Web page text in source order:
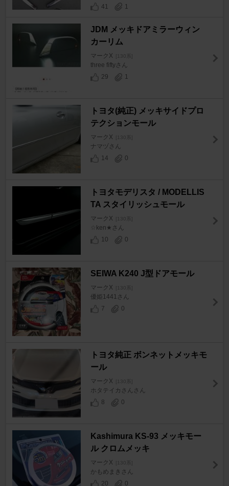
41 1
JDM メッキドアミラーウィン
カーリム
マークX [130系]
three fiftyさん
29
1
トヨタ(純正) メッキサイドプロ
テクションモール
マークX [130系]
ナマヅさん
14
0
トヨタモデリスタ / MODELLIS
TA スタイリッシュモール
マークX [130系]
☆ken★さん
10
0
SEIWA K240 J型ドアモール
マークX [130系]
優姫1441さん
7
0
トヨタ純正 ボンネットメッキモ
ール
マークX [130系]
ホタテイカさんさん
8
0
Kashimura KS-93 メッキモー
ル クロムメッキ
マークX [130系]
かもめまきさん
20
0